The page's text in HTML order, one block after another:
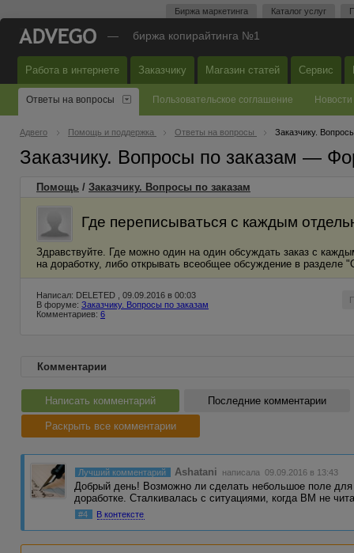
Биржа маркетинга Каталог услуг
— биржа копирайтинга №1
Работа в интернете Заказчику Магазин статей Сервис
Ответы на вопросы Пользовательское соглашение Новости
Адвего Помощь и поддержка Ответы на вопросы Заказчику.
Заказчику. Вопросы по заказам —
Помощь / Заказчику. Вопросы по заказам
Где переписываться с каждым
Здравствуйте. Где можно один на один обсуждать заказ с
на доработку, либо открывать всеобщее обсуждение в разделе
Написал: DELETED , 09.09.2016 в 00:03
В форуме: Заказчику. Вопросы по заказам
Комментариев: 6
Комментарии
Написать комментарий Последние комментарии
Раскрыть все комментарии
Лучший комментарий Ashatani написала 09.09.2016 в 13:43
Добрый день! Возможно ли сделать небольшое поле
доработке. Сталкивалась с ситуациями, когда ВМ не
#4 В контексте